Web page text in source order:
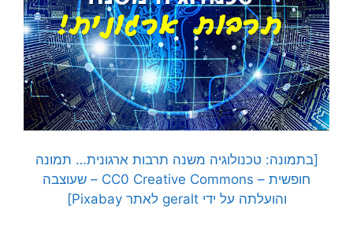
[בתמונה: טכנולוגיה משנה תרבות ארגונית… תמונה
חופשית – CC0 Creative Commons – שעוצבה
והועלתה על ידי geralt לאתר Pixabay]